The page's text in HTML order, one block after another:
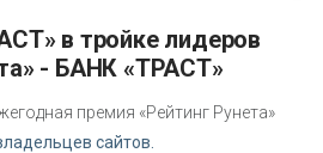
- БАНК «ТРАСТ»
премия «Рейтинг Рунета»
сайтов.